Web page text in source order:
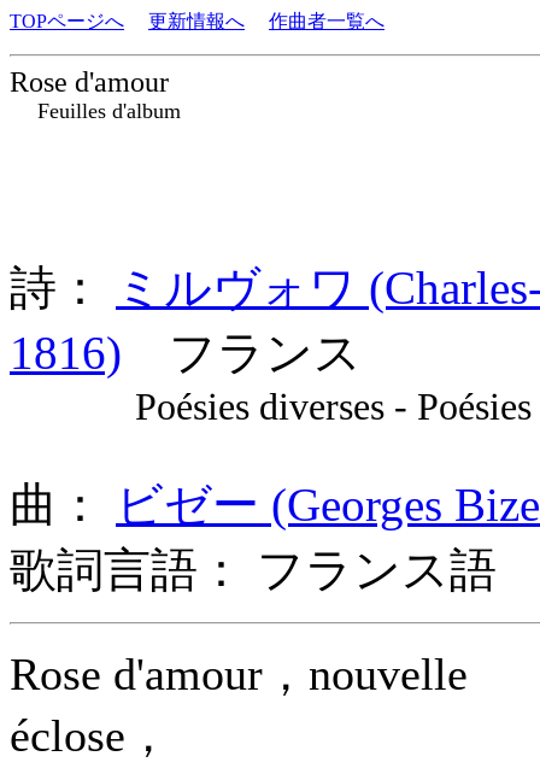
TOPページへ 更新情報へ 作曲者一覧へ
Rose d'amour
Feuilles d'album
詩：
ミルヴォワ
1816) フランス
Poésies diverses -
曲：
ビゼー (Georges
歌詞言語： フランス語
Rose d'amour，nouvelle
éclose，